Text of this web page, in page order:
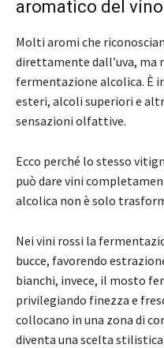
aromatico del vino
Molti aromi che
direttamente dall’uva, ma
fermentazione alcolica. È
esteri, alcoli superiori e
sensazioni olfattive.
Ecco perché lo stesso
può dare vini
alcolica non è solo
Nei vini rossi la
bucce, favorendo
bianchi, invece, il mosto
privilegiando finezza e
collocano in una zona di
diventa una scelta stilistica